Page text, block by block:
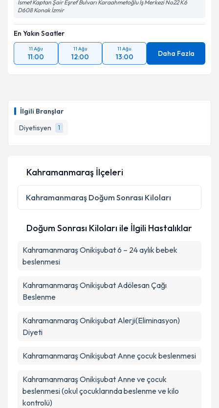
İlgili Branşlar
Diyetisyen
1
İsmet Kaptan Şair Eşref Bulvarı Karaahmetoğlu İş Merkezi No22 K6
D608 Konak İzmir
En Yakın Saatler
11 Ağu
11:00
11 Ağu
12:00
11 Ağu
13:00 Daha Fazla
Kahramanmaraş İlçeleri
Kahramanmaraş Doğum Sonrası Kiloları
Doğum Sonrası Kiloları ile İlgili Hastalıklar
Kahramanmaraş Onikişubat 6 – 24 aylık bebek
beslenmesi
Kahramanmaraş Onikişubat Adölesan Çağı
Beslenme
Kahramanmaraş Onikişubat Alerji(Eliminasyon)
Diyeti
Kahramanmaraş Onikişubat Anne çocuk beslenmesi
Kahramanmaraş Onikişubat Anne ve çocuk
beslenmesi (okul çocuklarında beslenme ve kilo
kontrolü)